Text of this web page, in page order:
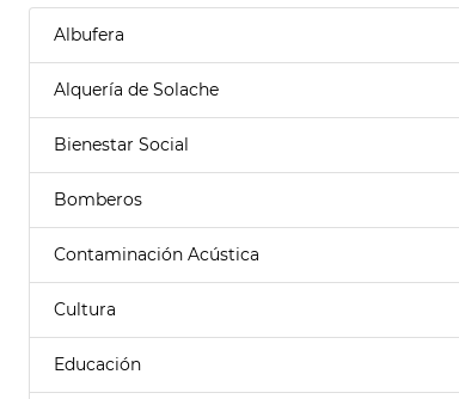
Albufera
Alquería de Solache
Bienestar Social
Bomberos
Contaminación Acústica
Cultura
Educación